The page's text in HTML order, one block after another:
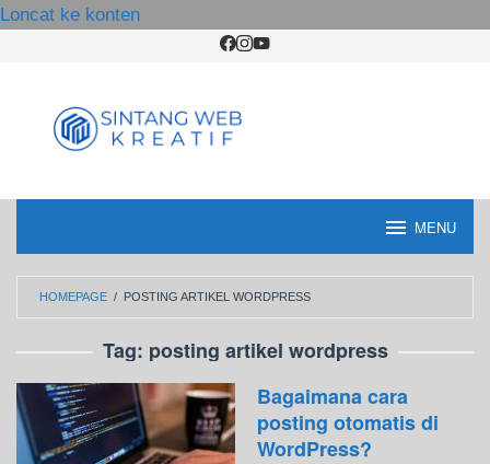
Loncat ke konten
MENU
HOMEPAGE / POSTING ARTIKEL WORDPRESS
Tag: posting artikel wordpress
Bagaimana cara
posting otomatis di
WordPress?